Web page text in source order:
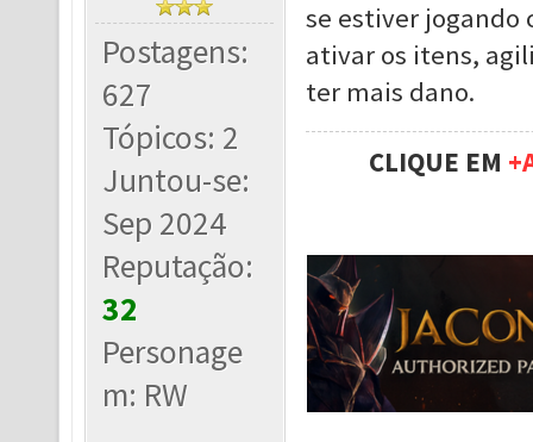
Postagens:
627
Tópicos: 2
Juntou-se:
Sep 2024
Reputação:
32
Personage
m: RW
se estiver jogando
ativar os itens,
ter mais dano.
CLIQUE EM